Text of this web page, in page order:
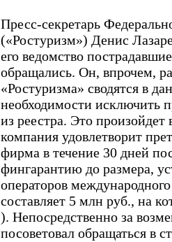
Пресс-секретарь
(«Ростуризм») Денис
его ведомство
обращались. Он, впрочем,
«Ростуризма» сводятся в
необходимости
из реестра. Это произойдет
компания удовлетворит
фирма в течение 30 дней
фингарантию до размера,
операторов
составляет 5 млн руб., на
). Непосредственно за
посоветовал обращаться в